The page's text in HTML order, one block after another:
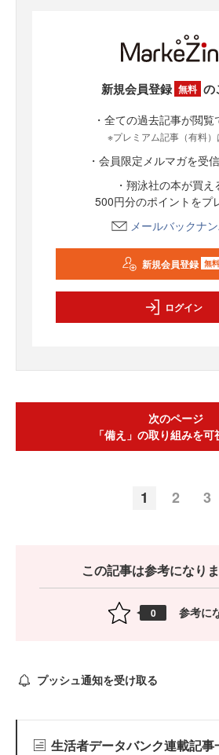
新規会員登録 無料 の
・全ての過去記事が閲覧
※プレミアム記事（有料）
・会員限定メルマガを受
・翔泳社の本が買え
500円分のポイントをプ
メールバックナ
新規会員登録 無料
ログイン
次のページ
「備え」の取り組みを可
1 2 3
この記事は参考になり
0 参考に
プッシュ通知を受け取る
生活者データバンク連載記事